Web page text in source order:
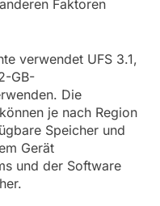
Faktoren
verwendet UFS 3.1,
GB-
Die
je nach Region
Speicher und
Gerät
und der Software